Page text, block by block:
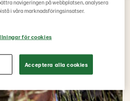
navigeringen på webbplatsen, analysera
i våra marknadsföringsinsatser.
för cookies
Acceptera alla cookies